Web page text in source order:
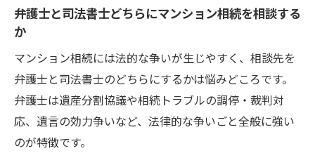
弁護士と司法書士どちらにマンション相続を相談する
か
マンション相続には法的な争いが生じやすく、相談先を
弁護士と司法書士のどちらにするかは悩みどころです。
弁護士は遺産分割協議や相続トラブルの調停・裁判対
応、遺言の効力争いなど、法律的な争いごと全般に強い
のが特徴です。